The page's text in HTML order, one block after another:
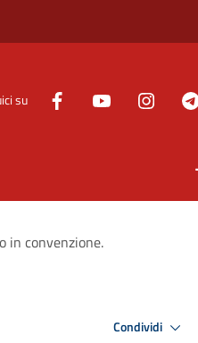
su
in convenzione.
Condividi